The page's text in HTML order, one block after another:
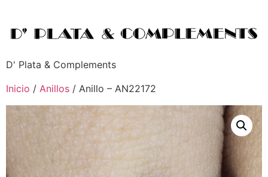
D' Plata & Complements
Inicio / Anillos / Anillo – AN22172